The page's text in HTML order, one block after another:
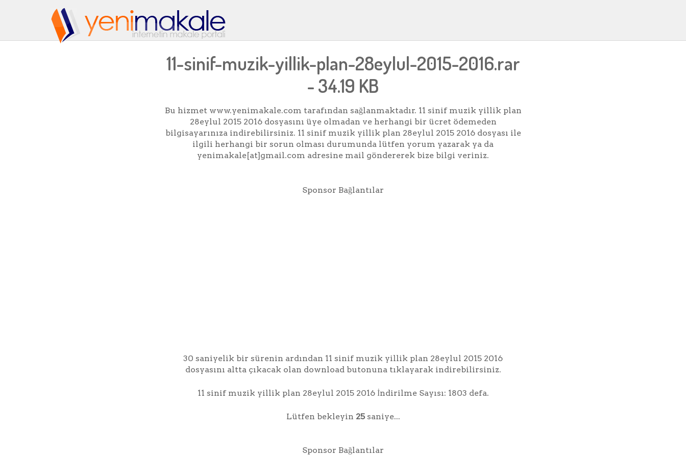
11-sinif-muzik-yillik-plan-28eylul-2015-2016.rar
- 34.19 KB
Bu hizmet www.yenimakale.com tarafından sağlanmaktadır. 11 sinif muzik yillik plan
28eylul 2015 2016 dosyasını üye olmadan ve herhangi bir ücret ödemeden
bilgisayarınıza indirebilirsiniz. 11 sinif muzik yillik plan 28eylul 2015 2016 dosyası ile
ilgili herhangi bir sorun olması durumunda lütfen yorum yazarak ya da
yenimakale[at]gmail.com adresine mail göndererek bize bilgi veriniz.
Sponsor Bağlantılar
30 saniyelik bir sürenin ardından 11 sinif muzik yillik plan 28eylul 2015 2016
dosyasını altta çıkacak olan download butonuna tıklayarak indirebilirsiniz.
11 sinif muzik yillik plan 28eylul 2015 2016 İndirilme Sayısı: 1803 defa.
Lütfen bekleyin 24 saniye...
Sponsor Bağlantılar